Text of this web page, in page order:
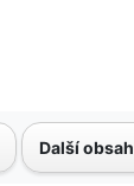
Další obsah